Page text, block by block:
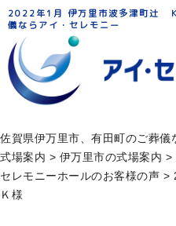
2022年1月 伊万里市波多津町辻
儀ならアイ・セレモニー
佐賀県伊万里市、有田町のご葬儀
式場案内 > 伊万里市の式場案内 >
セレモニーホールのお客様の声 >
Ｋ様